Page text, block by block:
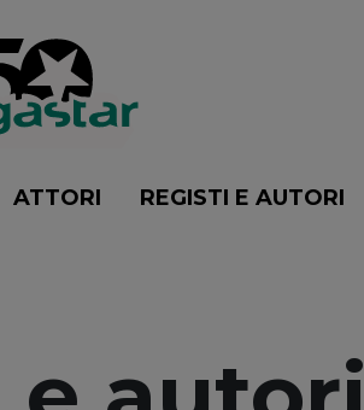
ATTORI REGISTI E AUTORI